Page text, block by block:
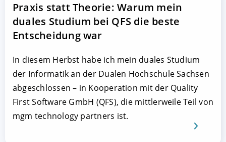
Praxis statt Theorie: Warum mein
duales Studium bei QFS die beste
Entscheidung war
In diesem Herbst habe ich mein duales Studium
der Informatik an der Dualen Hochschule Sachsen
abgeschlossen – in Kooperation mit der Quality
First Software GmbH (QFS), die mittlerweile Teil von
mgm technology partners ist.